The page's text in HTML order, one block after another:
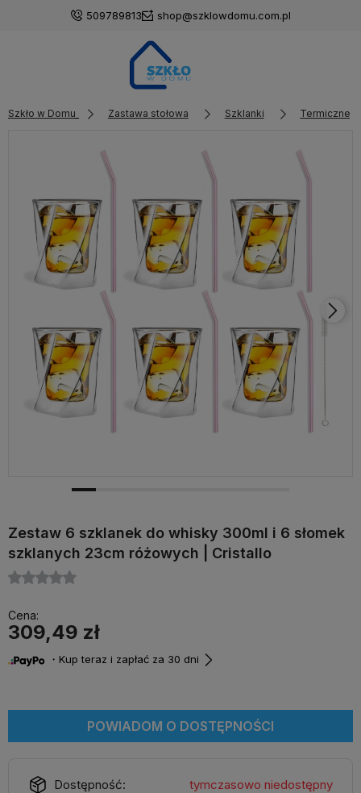
509789813 shop@szklowdomu.com.pl
Szkło w Domu Zastawa stołowa Szklanki Termiczne
Zestaw 6 szklanek do whisky 300ml i 6 słomek
szklanych 23cm różowych | Cristallo
Cena:
309,49 zł
・Kup teraz i zapłać za 30 dni
POWIADOM O DOSTĘPNOŚCI
Dostępność: tymczasowo niedostępny